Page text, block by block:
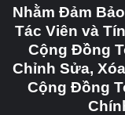
Nhằm Đảm
Tác Viên và
Cộng Đồng
Chỉnh Sửa,
Cộng Đồng